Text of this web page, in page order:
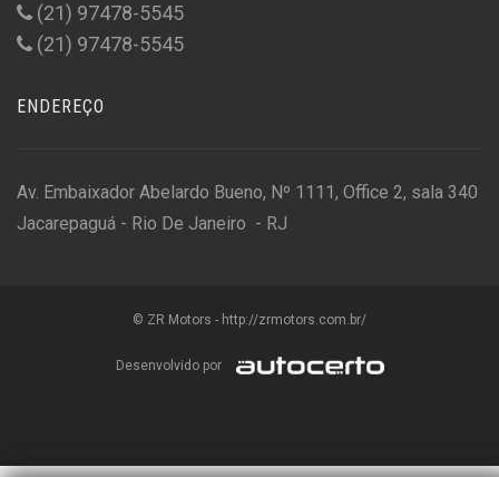
(21) 97478-5545
(21) 97478-5545
ENDEREÇO
Av. Embaixador Abelardo Bueno, Nº 1111, Office 2, sala 340
Jacarepaguá - Rio De Janeiro - RJ
© ZR Motors - http://zrmotors.com.br/
Desenvolvido por